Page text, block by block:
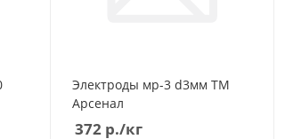
Электроды мр-3 d3мм ТМ
Арсенал
372р./кг